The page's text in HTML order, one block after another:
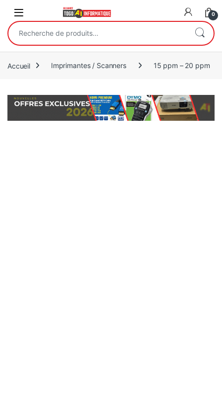
Open 0
Recherche pour :
Accueil Imprimantes / Scanners 15 ppm – 20 ppm